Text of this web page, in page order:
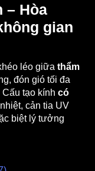
– Hòa
gian
léo giữa thẩm
đón gió tối đa
tạo kính có
cản tia UV
biệt lý tưởng